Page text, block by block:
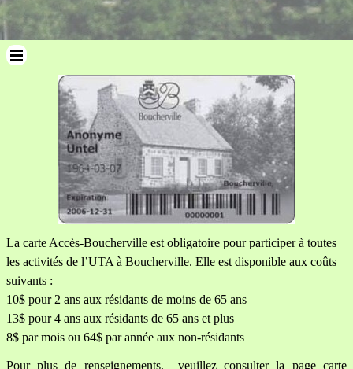
Sauter le menu
La carte Accès-Boucherville est obligatoire pour participer à toutes
les activités de l’UTA à Boucherville. Elle est disponible aux coûts
suivants :
10$ pour 2 ans aux résidants de moins de 65 ans
13$ pour 4 ans aux résidants de 65 ans et plus
8$ par mois ou 64$ par année aux non-résidants
Pour plus de renseignements, veuillez consulter la page carte